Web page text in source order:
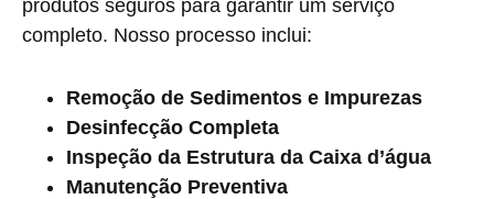
produtos seguros para garantir um serviço
completo. Nosso processo inclui:
Remoção de Sedimentos e Impurezas
Desinfecção Completa
Inspeção da Estrutura da Caixa d’água
Manutenção Preventiva